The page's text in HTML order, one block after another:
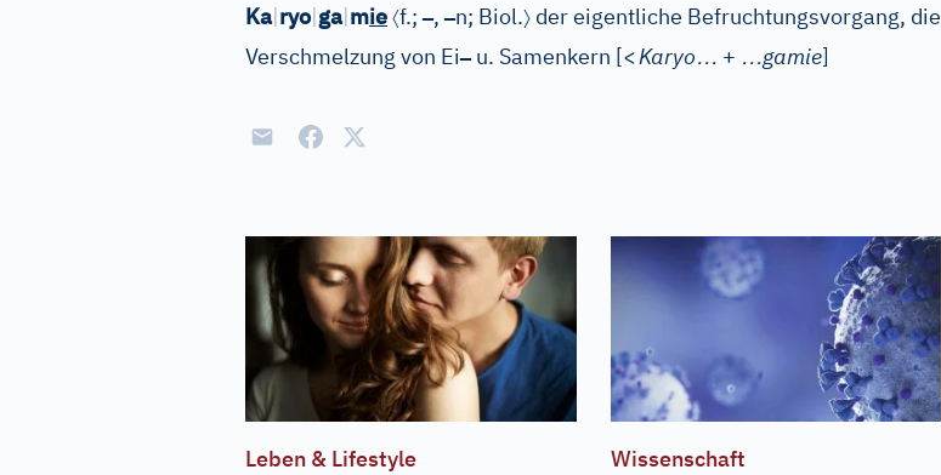
Ka|ryo|ga|mie〈f.;–,–n; Biol.〉 der eigentliche Befruchtungsvorgang, die
Verschmelzung von Ei–u. Samenkern [<Karyo… + …gamie]
Leben & Lifestyle Wissenschaft